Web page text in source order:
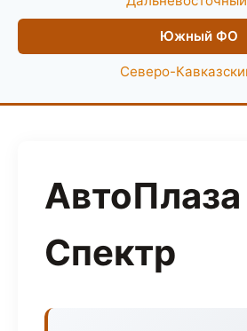
Южный ФО
Северо-
Спектр